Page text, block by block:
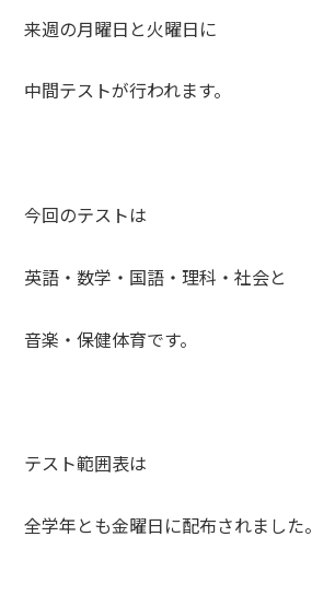
来週の月曜日と火曜日に
中間テストが行われます。
今回のテストは
英語・数学・国語・理科・社会と
音楽・保健体育です。
テスト範囲表は
全学年とも金曜日に配布されました。